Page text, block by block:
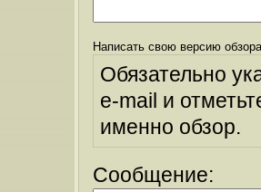
Написать свою версию
Обязательно
e-mail и
именно обзор.
Сообщение: